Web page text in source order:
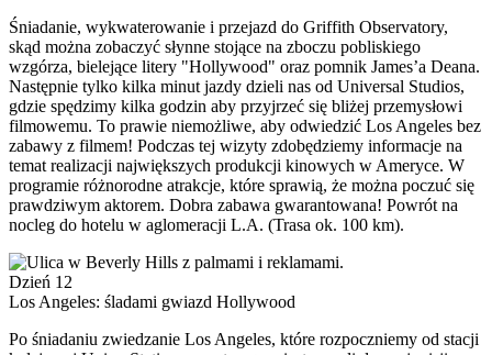
Śniadanie, wykwaterowanie i przejazd do Griffith Observatory,
skąd można zobaczyć słynne stojące na zboczu pobliskiego
wzgórza, bielejące litery "Hollywood" oraz pomnik James’a Deana.
Następnie tylko kilka minut jazdy dzieli nas od Universal Studios,
gdzie spędzimy kilka godzin aby przyjrzeć się bliżej przemysłowi
filmowemu. To prawie niemożliwe, aby odwiedzić Los Angeles bez
zabawy z filmem! Podczas tej wizyty zdobędziemy informacje na
temat realizacji największych produkcji kinowych w Ameryce. W
programie różnorodne atrakcje, które sprawią, że można poczuć się
prawdziwym aktorem. Dobra zabawa gwarantowana! Powrót na
nocleg do hotelu w aglomeracji L.A. (Trasa ok. 100 km).
Dzień 12
Los Angeles: śladami gwiazd Hollywood
Po śniadaniu zwiedzanie Los Angeles, które rozpoczniemy od stacji